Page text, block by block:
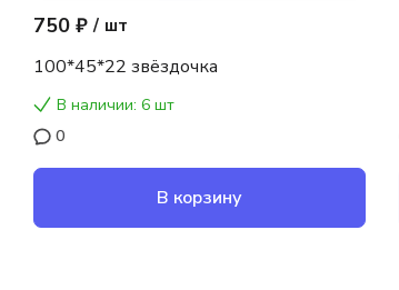
750 ₽ / шт
100*45*22 звёздочка
В наличии: 6 шт
0
В корзину